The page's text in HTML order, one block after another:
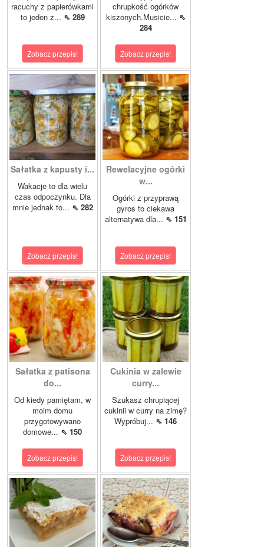
racuchy z papierówkami
to jeden z... ⇖ 289
Zobacz przepis!
chrupkość ogórków
kiszonych.Musicie... ⇖
284
Zobacz przepis!
Sałatka z kapusty i...
Wakacje to dla wielu
czas odpoczynku. Dla
mnie jednak to... ⇖ 282
Zobacz przepis!
Rewelacyjne ogórki
w...
Ogórki z przyprawą
gyros to ciekawa
alternatywa dla... ⇖ 151
Zobacz przepis!
Sałatka z patisona
do...
Od kiedy pamiętam, w
moim domu
przygotowywano
domowe... ⇖ 150
Zobacz przepis!
Cukinia w zalewie
curry...
Szukasz chrupiącej
cukinii w curry na zimę?
Wypróbuj... ⇖ 146
Zobacz przepis!